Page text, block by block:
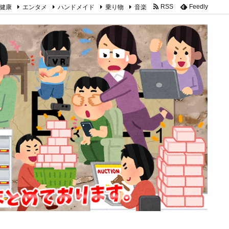
健康 エンタメ ハンドメイド 乗り物 音楽 RSS Feedly